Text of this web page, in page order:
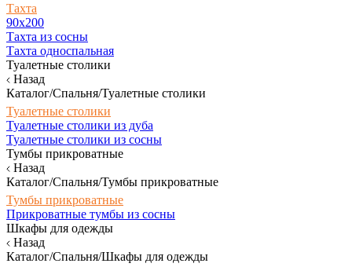
Тахта
90х200
Тахта из сосны
Тахта односпальная
Туалетные столики
Назад
Каталог/Спальня/Туалетные столики
Туалетные столики
Туалетные столики из дуба
Туалетные столики из сосны
Тумбы прикроватные
Назад
Каталог/Спальня/Тумбы прикроватные
Тумбы прикроватные
Прикроватные тумбы из сосны
Шкафы для одежды
Назад
Каталог/Спальня/Шкафы для одежды